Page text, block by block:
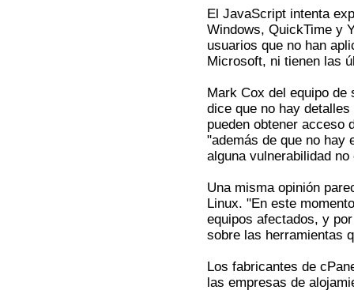
El JavaScript intenta
Windows, QuickTime y
usuarios que no han
Microsoft, ni tienen las
Mark Cox del equipo de
dice que no hay
pueden obtener acceso
"además de que no hay
alguna vulnerabilidad
Una misma opinión
Linux. "En este
equipos afectados, y
sobre las herramientas
Los fabricantes de
las empresas de